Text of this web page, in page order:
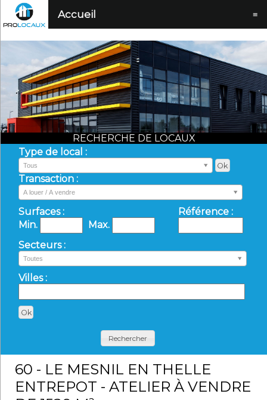
Accueil ≡
RECHERCHE DE LOCAUX
Type de local :
Tous
Transaction :
A louer / A vendre
Surfaces :
Min.
Max.
Référence :
Secteurs :
Toutes
Villes :
Rechercher
60 - LE MESNIL EN THELLE
ENTREPOT - ATELIER À VENDRE